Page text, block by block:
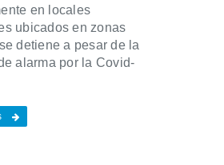
en locales
ubicados en zonas
detiene a pesar de la
alarma por la Covid-